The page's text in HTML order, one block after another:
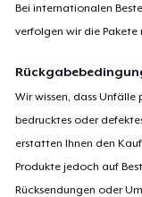
Bei internationalen
verfolgen wir die Pakete
Wir wissen, dass Unfälle
bedrucktes oder
erstatten Ihnen den
Produkte jedoch auf
Rücksendungen oder